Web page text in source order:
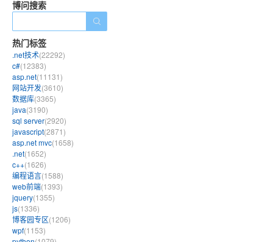
博问搜索
热门标签
.net技术(22292)
c#(12383)
asp.net(11131)
网站开发(3610)
数据库(3365)
java(3190)
sql server(2920)
javascript(2871)
asp.net mvc(1658)
.net(1652)
c++(1626)
编程语言(1588)
web前端(1393)
jquery(1355)
js(1336)
博客园专区(1206)
wpf(1153)